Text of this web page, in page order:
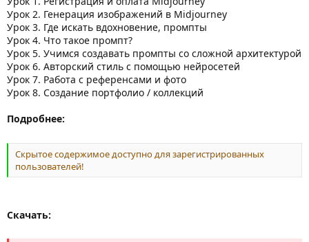
Урок 2. Генерация изображений в Midjourney
Урок 3. Где искать вдохновение, промпты
Урок 4. Что такое промпт?
Урок 5. Учимся создавать промпты со сложной архитектурой
Урок 6. Авторский стиль с помощью нейросетей
Урок 7. Работа с референсами и фото
Урок 8. Создание портфолио / коллекций
Подробнее:
Скрытое содержимое доступно для зарегистрированных
пользователей!
Скачать: